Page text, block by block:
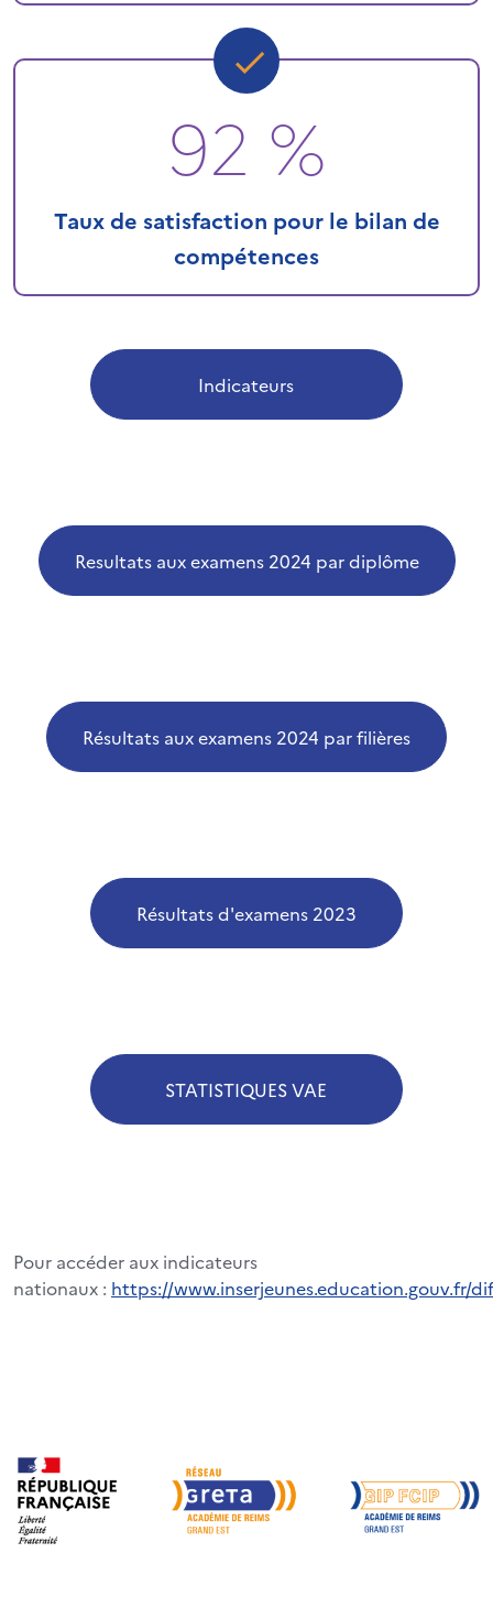
92 %
Taux de satisfaction pour le bilan de
compétences
Indicateurs
Resultats aux examens 2024 par diplôme
Résultats aux examens 2024 par filières
Résultats d'examens 2023
STATISTIQUES VAE
Pour accéder aux indicateurs
nationaux : https://www.inserjeunes.education.gouv.fr/